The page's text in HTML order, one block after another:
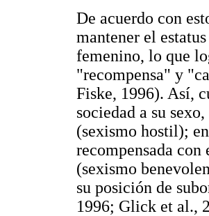
De acuerdo con
mantener el
femenino, lo que
"recompensa" y
Fiske, 1996). Así,
sociedad a su
(sexismo hostil);
recompensada
(sexismo
su posición de
1996; Glick et al.,